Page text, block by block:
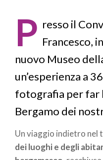
pane
P resso il
Francesco,
nuovo Museo
un’esperienza a
fotografia per far
Bergamo dei
Un viaggio indietro nel
dei luoghi e degli